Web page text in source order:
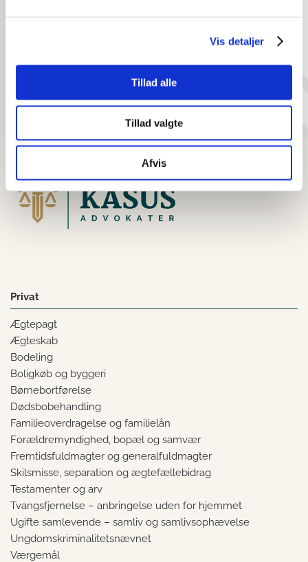
Vis detaljer
Tillad alle
Tillad valgte
Afvis
+45 33 60 30 31
Privat
Ægtepagt
Ægteskab
Bodeling
Boligkøb og byggeri
Børnebortførelse
Dødsbobehandling
Familieoverdragelse og familielån
Forældremyndighed, bopæl og samvær
Fremtidsfuldmagter og generalfuldmagter
Skilsmisse, separation og ægtefællebidrag
Testamenter og arv
Tvangsfjernelse – anbringelse uden for hjemmet
Ugifte samlevende – samliv og samlivsophævelse
Ungdomskriminalitetsnævnet
Værgemål